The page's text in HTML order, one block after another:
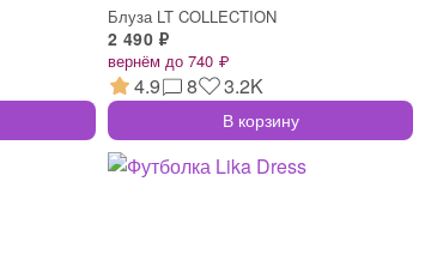
Блуза LT COLLECTION
2 490 ₽
вернём до 740 ₽
4.9 8 3.2K
В корзину